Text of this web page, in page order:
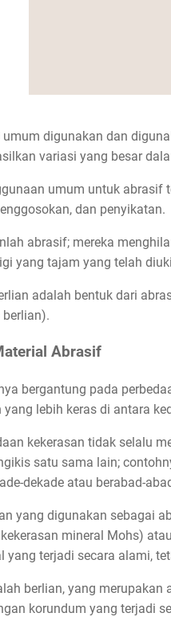
digunakan dan
variasi yang besar
umum untuk abrasif
dan penyikatan.
abrasif; mereka
yang tajam yang telah
adalah bentuk dari
berlian).
Abrasif
bergantung pada
lebih keras di antara
kekerasan tidak selalu
satu sama lain;
dekade atau berabad-
yang digunakan sebagai
mineral Mohs)
yang terjadi secara alami,
berlian, yang
korundum yang terjadi